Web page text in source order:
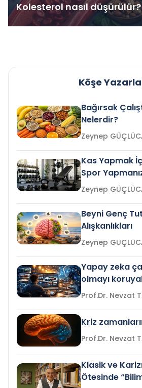
Kolesterol nasıl düşürülür?
Köşe
Bağırsak
Nelerdir?
Zeynep
Kas Yapmak
Spor
Zeynep
Beyni Genç
Alışkanlıkları
Zeynep
Yapay zeka
olmayı
Kriz
Klasik ve
Ötesinde